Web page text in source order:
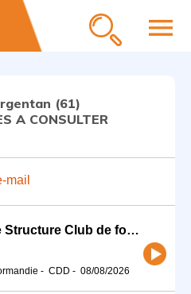
menu
(61)
A CONSULTER
mail
Alternant Responsable Structure Club de football (H/F)
- CDD - 08/08/2026